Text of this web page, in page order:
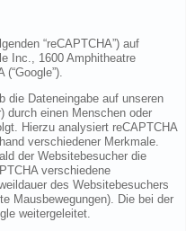
“reCAPTCHA”) auf
Inc., 1600 Amphitheatre
die Dateneingabe auf unseren
durch einen Menschen oder
Hierzu analysiert reCAPTCHA
verschiedener Merkmale.
der Websitebesucher die
verschiedene
des Websitebesuchers
Mausbewegungen). Die bei der
weitergeleitet.